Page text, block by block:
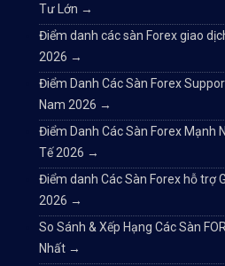
Tư Lớn →
Điểm danh các sàn Forex giao
2026 →
Điểm Danh Các Sàn Forex
Nam 2026 →
Điểm Danh Các Sàn Forex Mạnh
Tế 2026 →
Điểm danh Các Sàn Forex hỗ trợ
2026 →
So Sánh & Xếp Hạng Các Sàn
Nhất →